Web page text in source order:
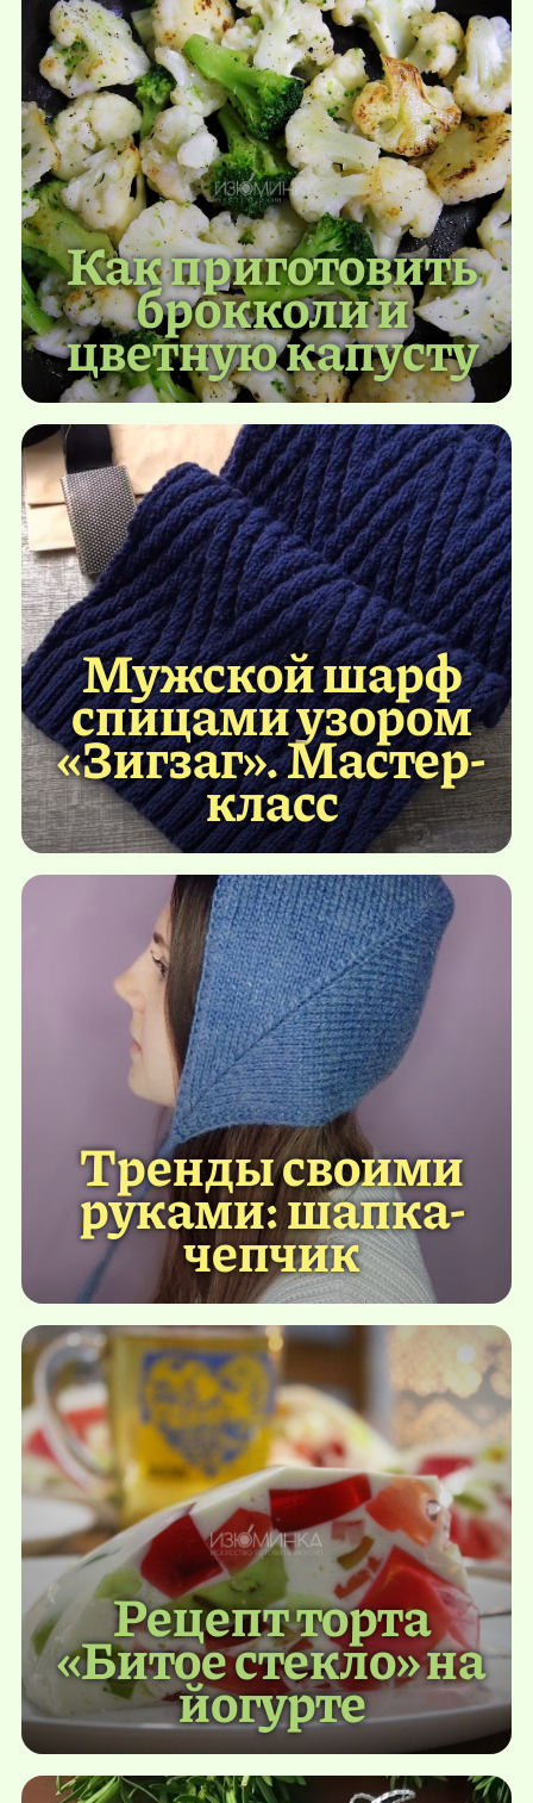
Как приготовить
брокколи и
цветную капусту
Мужской шарф
спицами узором
«Зигзаг». Мастер-
класс
Тренды своими
руками: шапка-
чепчик
Рецепт торта
«Битое стекло» на
йогурте